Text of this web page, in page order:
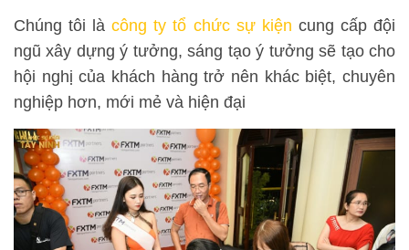
Chúng tôi làcông ty tổ chức sự kiện cung cấp đội
ngũ xây dựng ý tưởng, sáng tạo ý tưởng sẽ tạo cho
hội nghị của khách hàng trở nên khác biệt, chuyên
nghiệp hơn, mới mẻ và hiện đại